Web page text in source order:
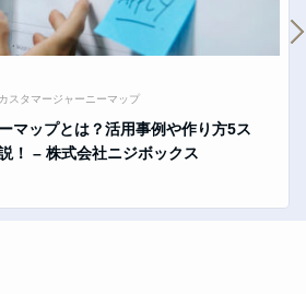
カスタマージャーニーマップ
マップとは？活用事例や作り方5ス
！ – 株式会社ニジボックス